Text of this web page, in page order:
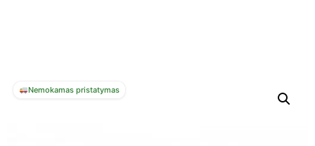
Nemokamas pristatymas